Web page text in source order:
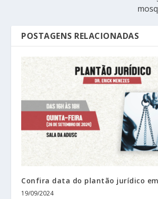
POSTAGENS RELACIONADAS
Confira data do plantão jurídico
19/09/2024